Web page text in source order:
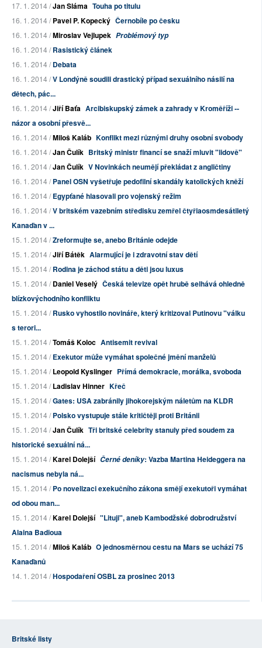
17. 1. 2014 /Jan Sláma Touha po titulu
16. 1. 2014 /Pavel P. Kopecký Černobíle po česku
16. 1. 2014 /Miroslav Vejlupek Problémový typ
16. 1. 2014 /Rasistický článek
16. 1. 2014 /Debata
16. 1. 2014 /V Londýně soudili drastický případ sexuálního násilí na
dětech, pác...
16. 1. 2014 /Jiří Baťa Arcibiskupský zámek a zahrady v Kroměříži --
názor a osobní přesvě...
16. 1. 2014 /Miloš Kaláb Konflikt mezi různými druhy osobní svobody
16. 1. 2014 /Jan Čulík Britský ministr financí se snaží mluvit "lidově"
16. 1. 2014 /Jan Čulík V Novinkách neumějí překládat z angličtiny
16. 1. 2014 /Panel OSN vyšetřuje pedofilní skandály katolických kněží
16. 1. 2014 /Egypťané hlasovali pro vojenský režim
16. 1. 2014 /V britském vazebním středisku zemřel čtyřiaosmdesátiletý
Kanaďan v ...
15. 1. 2014 /Zreformujte se, anebo Británie odejde
15. 1. 2014 /Jiří Bátěk Alarmující je i zdravotní stav dětí
15. 1. 2014 /Rodina je záchod státu a děti jsou luxus
15. 1. 2014 /Daniel Veselý Česká televize opět hrubě selhává ohledně
blízkovýchodního konfliktu
15. 1. 2014 /Rusko vyhostilo novináře, který kritizoval Putinovu "válku
s terori...
15. 1. 2014 /Tomáš Koloc Antisemit revival
15. 1. 2014 /Exekutor může vymáhat společné jmění manželů
15. 1. 2014 /Leopold Kyslinger Přímá demokracie, morálka, svoboda
15. 1. 2014 /Ladislav Hinner Křeč
15. 1. 2014 /Gates: USA zabránily jihokorejským náletům na KLDR
15. 1. 2014 /Polsko vystupuje stále kritičtěji proti Británii
15. 1. 2014 /Jan Čulík Tři britské celebrity stanuly před soudem za
historické sexuální ná...
15. 1. 2014 /Karel Dolejší Černé deníky: Vazba Martina Heideggera na
nacismus nebyla ná...
15. 1. 2014 /Po novelizaci exekučního zákona smějí exekutoři vymáhat
od obou man...
15. 1. 2014 /Karel Dolejší "Lituji", aneb Kambodžské dobrodružství
Alaina Badioua
15. 1. 2014 /Miloš Kaláb O jednosměrnou cestu na Mars se uchází 75
Kanaďanů
14. 1. 2014 /Hospodaření OSBL za prosinec 2013
Britské listy